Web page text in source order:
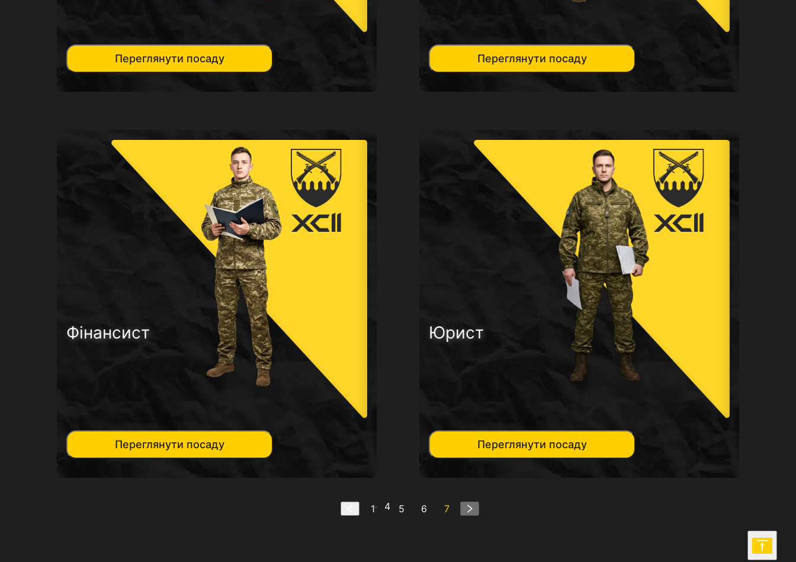
Переглянути посаду Переглянути посаду
Фінансист
Переглянути посаду
Юрист
Переглянути посаду
1 4 5 6 7